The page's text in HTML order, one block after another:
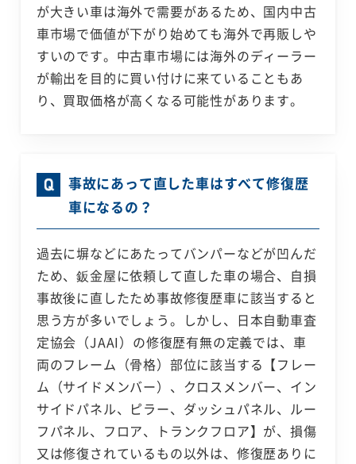
が大きい車は海外で需要があるため、国内中古
車市場で価値が下がり始めても海外で再販しや
すいのです。中古車市場には海外のディーラー
が輸出を目的に買い付けに来ていることもあ
り、買取価格が高くなる可能性があります。
事故にあって直した車はすべて修復歴
車になるの？
過去に塀などにあたってバンパーなどが凹んだ
ため、鈑金屋に依頼して直した車の場合、自損
事故後に直したため事故修復歴車に該当すると
思う方が多いでしょう。しかし、日本自動車査
定協会（JAAI）の修復歴有無の定義では、車
両のフレーム（骨格）部位に該当する【フレー
ム（サイドメンバー）、クロスメンバー、イン
サイドパネル、ピラー、ダッシュパネル、ルー
フパネル、フロア、トランクフロア】が、損傷
又は修復されているもの以外は、修復歴ありに